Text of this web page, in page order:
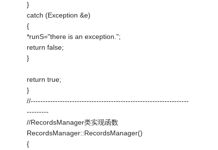
}
catch (Exception &e)
{
*runS="there is an exception.";
return false;
}
return true;
}
//-----------------------------------------------------------------
---------
//RecordsManager类实现函数
RecordsManager::RecordsManager()
{